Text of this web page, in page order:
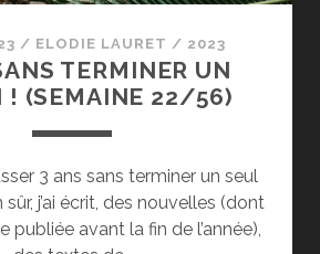
/ ELODIE LAURET / 2023
TERMINER UN
! (SEMAINE 22/56)
3 ans sans terminer un seul
j’ai écrit, des nouvelles (dont
publiée avant la fin de l’année),